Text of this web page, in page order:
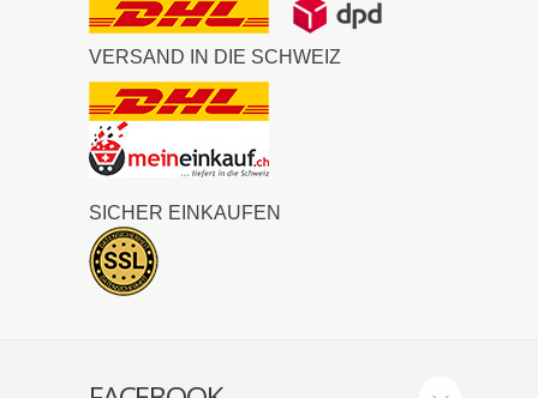
VERSAND IN DIE SCHWEIZ
SICHER EINKAUFEN